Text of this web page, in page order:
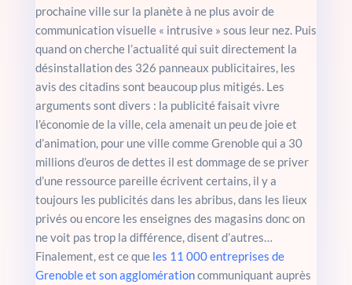
prochaine ville sur la planète à ne plus avoir de
communication visuelle « intrusive » sous leur nez. Puis
quand on cherche l’actualité qui suit directement la
désinstallation des 326 panneaux publicitaires, les
avis des citadins sont beaucoup plus mitigés. Les
arguments sont divers : la publicité faisait vivre
l’économie de la ville, cela amenait un peu de joie et
d’animation, pour une ville comme Grenoble qui a 30
millions d’euros de dettes il est dommage de se priver
d’une ressource pareille écrivent certains, il y a
toujours les publicités dans les abribus, dans les lieux
privés ou encore les enseignes des magasins donc on
ne voit pas trop la différence, disent d’autres…
Finalement, est ce que les 11 000 entreprises de
Grenoble et son agglomérationcommuniquant auprès